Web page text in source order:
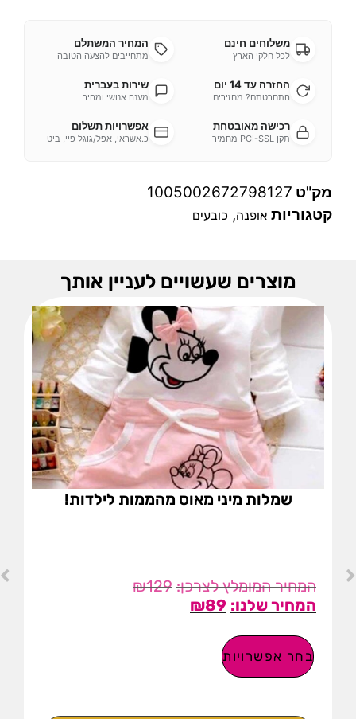
משלוחים חינם
לכל חלקי הארץ
המחיר המשתלם
מתחייבים להצעה הטובה
החזרה עד 14 יום
התחרטתם? מחזירים
שירות בעברית
מענה אנושי ומהיר
רכישה מאובטחת
תקן PCI-SSL מחמיר
אפשרויות תשלום
כ.אשראי, אפל/גוגל פיי, ביט
מק"ט 1005002672798127
קטגוריות אופנה, כובעים
מוצרים שעשויים לעניין אותך
שמלות מיני מאוס מהממות לילדות!
₪129
₪89
בחר אפשרויות